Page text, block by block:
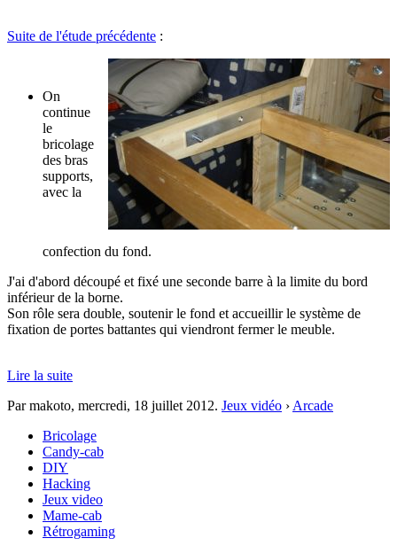
Suite de l'étude précédente :
On
continue
le
bricolage
des bras
supports,
avec la
confection du fond.
J'ai d'abord découpé et fixé une seconde barre à la limite du bord
inférieur de la borne.
Son rôle sera double, soutenir le fond et accueillir le système de
fixation de portes battantes qui viendront fermer le meuble.
Lire la suite
Par makoto, mercredi, 18 juillet 2012. Jeux vidéo › Arcade
Bricolage
Candy-cab
DIY
Hacking
Jeux video
Mame-cab
Rétrogaming